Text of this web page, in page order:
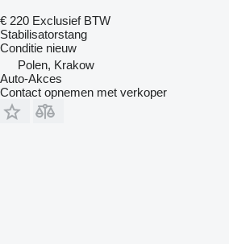
€ 220 Exclusief BTW
Stabilisatorstang
Conditie nieuw
Polen, Krakow
Auto-Akces
Contact opnemen met verkoper